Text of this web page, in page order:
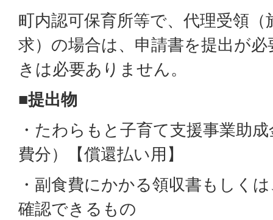
町内認可保育所等で、代理受領（
求）の場合は、申請書を提出が
きは必要ありません。
■提出物
・たわらもと子育て支援事業助
費分）【償還払い用】
・副食費にかかる領収書もしく
確認できるもの